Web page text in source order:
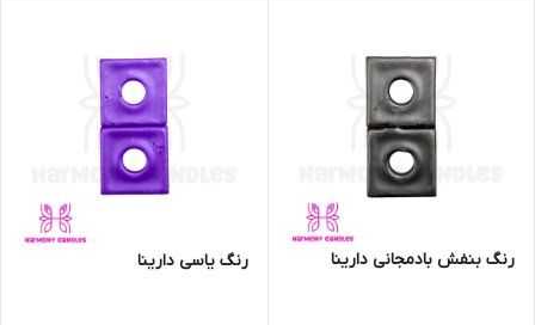
رنگ بنفش بادمجانی دارینا رنگ یاسی دارینا